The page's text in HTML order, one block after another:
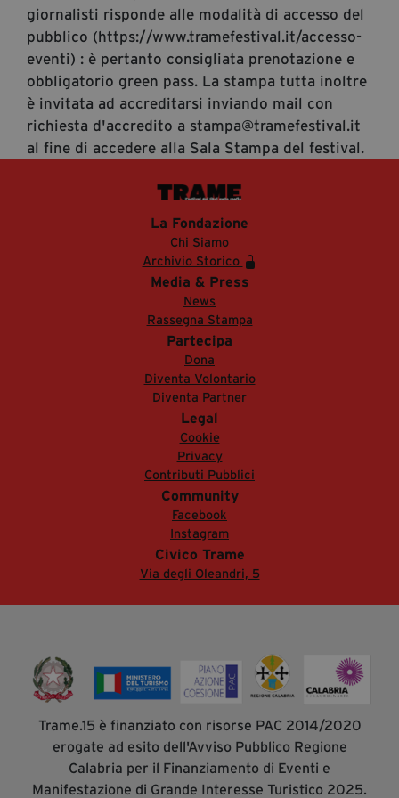
giornalisti risponde alle modalità di accesso del
pubblico (https://www.tramefestival.it/accesso-
eventi) : è pertanto consigliata prenotazione e
obbligatorio green pass. La stampa tutta inoltre
è invitata ad accreditarsi inviando mail con
richiesta d'accredito a stampa@tramefestival.it
al fine di accedere alla Sala Stampa del festival.
La Fondazione
Chi Siamo
Archivio Storico
Media & Press
News
Rassegna Stampa
Partecipa
Dona
Diventa Volontario
Diventa Partner
Legal
Cookie
Privacy
Contributi Pubblici
Community
Facebook
Instagram
Civico Trame
Via degli Oleandri, 5
Trame.15 è finanziato con risorse PAC 2014/2020
erogate ad esito dell'Avviso Pubblico Regione
Calabria per il Finanziamento di Eventi e
Manifestazione di Grande Interesse Turistico 2025.